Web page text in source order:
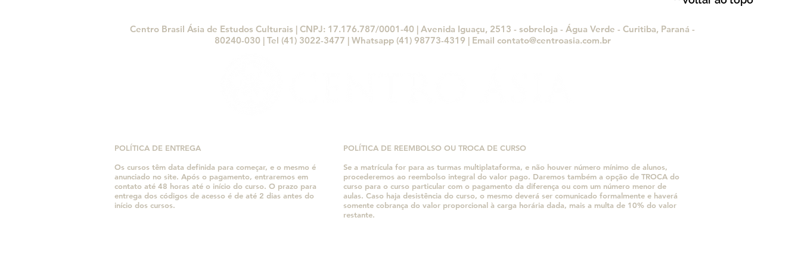
Artesanato Japonês no
Centro Brasil Ásia de Estudos Culturais | CNPJ: 17.176.787/0001-40 | Avenida Iguaçu, 2513 - sobreloja - Água Verde - Curitiba, Paraná -
80240-030 | Tel (41) 3022-3477 | Whatsapp (41) 98773-4319 | Email contato@centroasia.com.br
POLÍTICA DE ENTREGA
Os cursos têm data definida para começar, e o mesmo é
anunciado no site. Após o pagamento, entraremos em
contato até 48 horas até o início do curso. O prazo para
entrega dos códigos de acesso é de até 2 dias antes do
início dos cursos.
POLÍTICA DE REEMBOLSO OU TROCA DE CURSO
Se a matrícula for para as turmas multiplataforma, e não houver número mínimo de alunos,
procederemos ao reembolso integral do valor pago. Daremos também a opção de TROCA do
curso para o curso particular com o pagamento da diferença ou com um número menor de
aulas. Caso haja desistência do curso, o mesmo deverá ser comunicado formalmente e haverá
somente cobrança do valor proporcional à carga horária dada, mais a multa de 10% do valor
restante.